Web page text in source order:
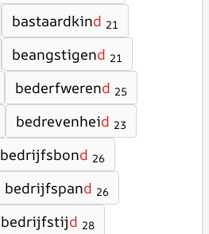
bastaardkind 21
beangstigend 21
bederfwerend 25
bedrevenheid 23
bedrijfsbond 26
bedrijfspand 26
bedrijfstijd 28